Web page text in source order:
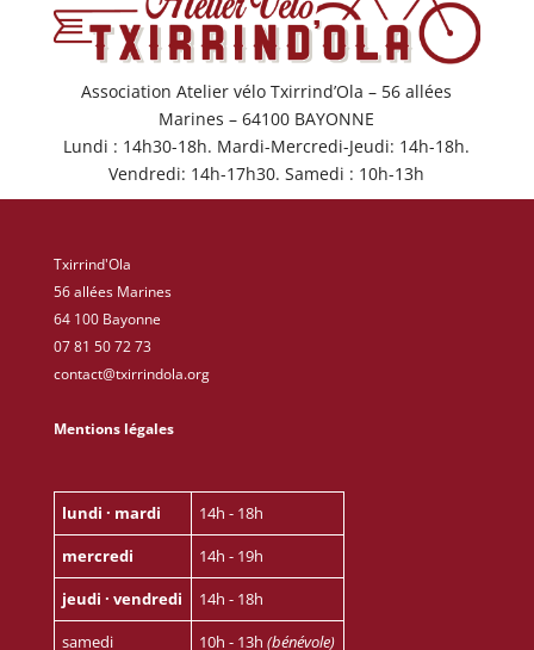
Association Atelier vélo Txirrind’Ola – 56 allées
Marines – 64100 BAYONNE
Lundi : 14h30-18h. Mardi-Mercredi-Jeudi: 14h-18h.
Vendredi: 14h-17h30. Samedi : 10h-13h
Txirrind'Ola
56 allées Marines
64 100 Bayonne
07 81 50 72 73
contact@txirrindola.org
Mentions légales
lundi · mardi
14h - 18h
mercredi
14h - 19h
jeudi · vendredi
14h - 18h
samedi
10h - 13h(bénévole)